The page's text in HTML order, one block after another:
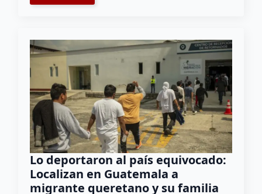
Lo deportaron al país equivocado:
Localizan en Guatemala a
migrante queretano y su familia